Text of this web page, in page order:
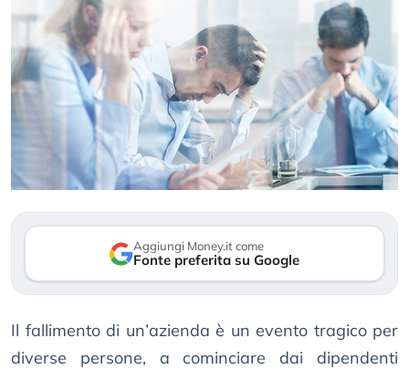
Aggiungi Money.it come
Fonte preferita su Google
Il fallimento di un’azienda è un evento tragico per
diverse persone, a cominciare dai dipendenti